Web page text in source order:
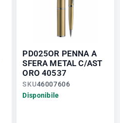
PD025OR PENNA A
SFERA METAL C/AST
ORO 40537
SKU46007606
Disponibile